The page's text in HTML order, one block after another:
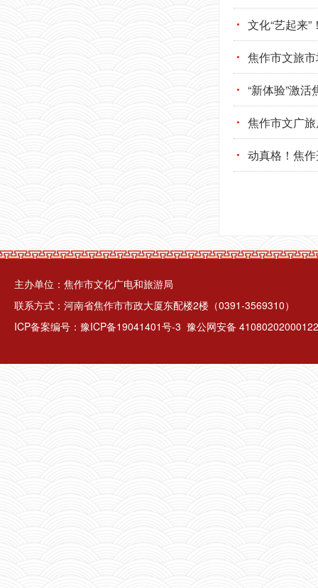
文化“艺起来
焦作市文旅
“新体验”激活
焦作市文广
动真格！焦
主办单位：焦作市文化广电和旅游局
联系方式：河南省焦作市市政大厦东配楼2楼（0391-3569310）
ICP备案编号： 豫ICP备19041401号-3 豫公网安备